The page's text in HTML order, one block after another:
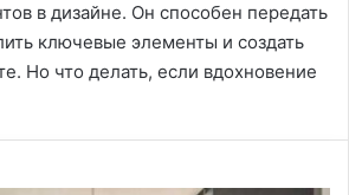
в дизайне. Он способен передать
ключевые элементы и создать
Но что делать, если вдохновение